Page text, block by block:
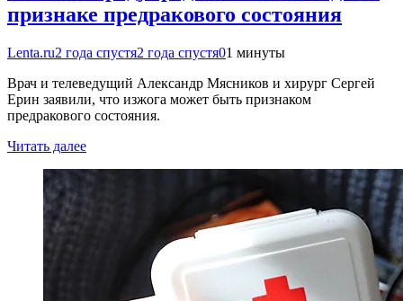
признаке предракового состояния
Lenta.ru2 года спустя2 года спустя01 минуты
Врач и телеведущий Александр Мясников и хирург Сергей
Ерин заявили, что изжога может быть признаком
предракового состояния.
Читать далее